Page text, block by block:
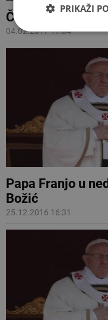
Čuvajte se
04.02.2017 17:04
Papa Franjo u
Božić
25.12.2016 16:31
PRIKAŽI